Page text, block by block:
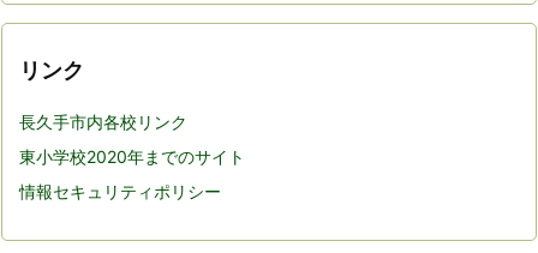
イ
リンク
長久手市内各校リンク
東小学校2020年までのサイト
情報セキュリティポリシー